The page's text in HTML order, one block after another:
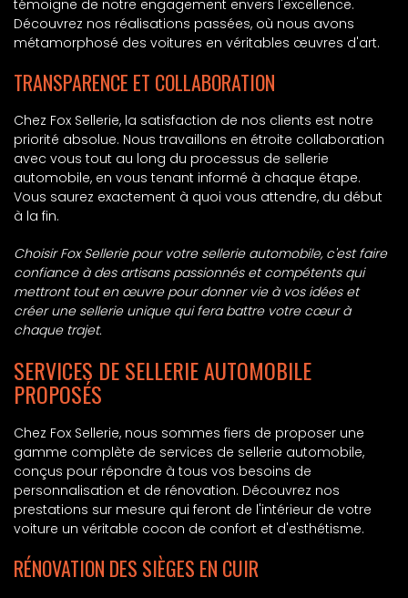
témoigne de notre engagement envers l'excellence.
Découvrez nos réalisations passées, où nous avons
métamorphosé des voitures en véritables œuvres d'art.
TRANSPARENCE ET COLLABORATION
Chez Fox Sellerie, la satisfaction de nos clients est notre
priorité absolue. Nous travaillons en étroite collaboration
avec vous tout au long du processus de sellerie
automobile, en vous tenant informé à chaque étape.
Vous saurez exactement à quoi vous attendre, du début
à la fin.
Choisir Fox Sellerie pour votre sellerie automobile, c'est faire
confiance à des artisans passionnés et compétents qui
mettront tout en œuvre pour donner vie à vos idées et
créer une sellerie unique qui fera battre votre cœur à
chaque trajet.
SERVICES DE SELLERIE AUTOMOBILE
PROPOSÉS
Chez Fox Sellerie, nous sommes fiers de proposer une
gamme complète de services de sellerie automobile,
conçus pour répondre à tous vos besoins de
personnalisation et de rénovation. Découvrez nos
prestations sur mesure qui feront de l'intérieur de votre
voiture un véritable cocon de confort et d'esthétisme.
RÉNOVATION DES SIÈGES EN CUIR